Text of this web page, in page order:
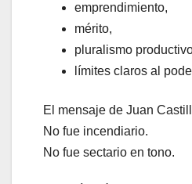
emprendimiento,
mérito,
pluralismo
límites claros al
El mensaje de Juan
No fue incendiario.
No fue sectario en tono.